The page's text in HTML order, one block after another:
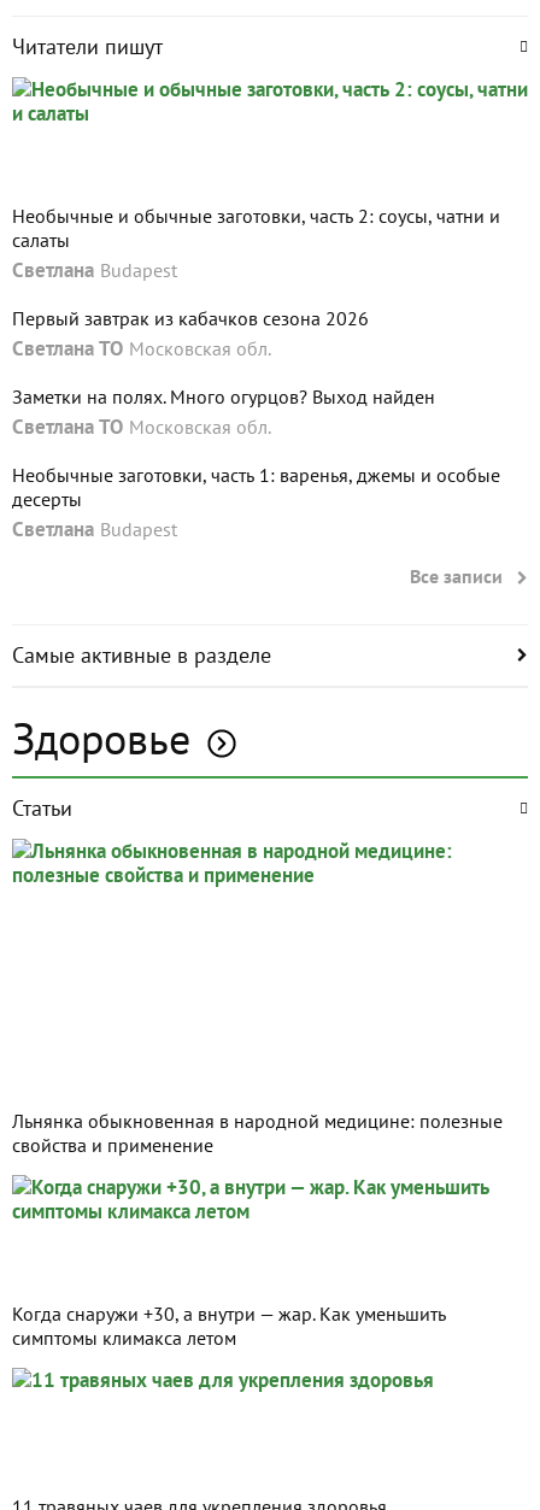
Читатели пишут
Необычные и обычные заготовки, часть 2: соусы, чатни и
салаты
Светлана Budapest
Первый завтрак из кабачков сезона 2026
Светлана ТО Московская обл.
Заметки на полях. Много огурцов? Выход найден
Светлана ТО Московская обл.
Необычные заготовки, часть 1: варенья, джемы и особые
десерты
Светлана Budapest
Все записи
Самые активные в разделе
Здоровье
Статьи
Льнянка обыкновенная в народной медицине: полезные
свойства и применение
Когда снаружи +30, а внутри — жар. Как уменьшить
симптомы климакса летом